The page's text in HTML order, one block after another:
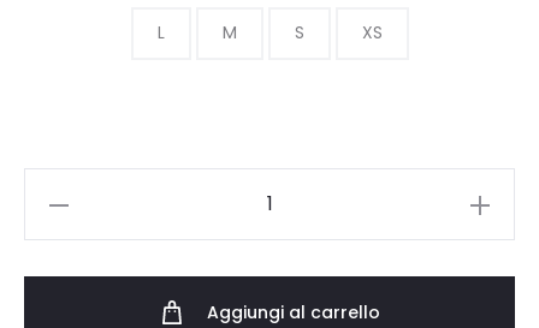
L M S XS
Aggiungi al carrello